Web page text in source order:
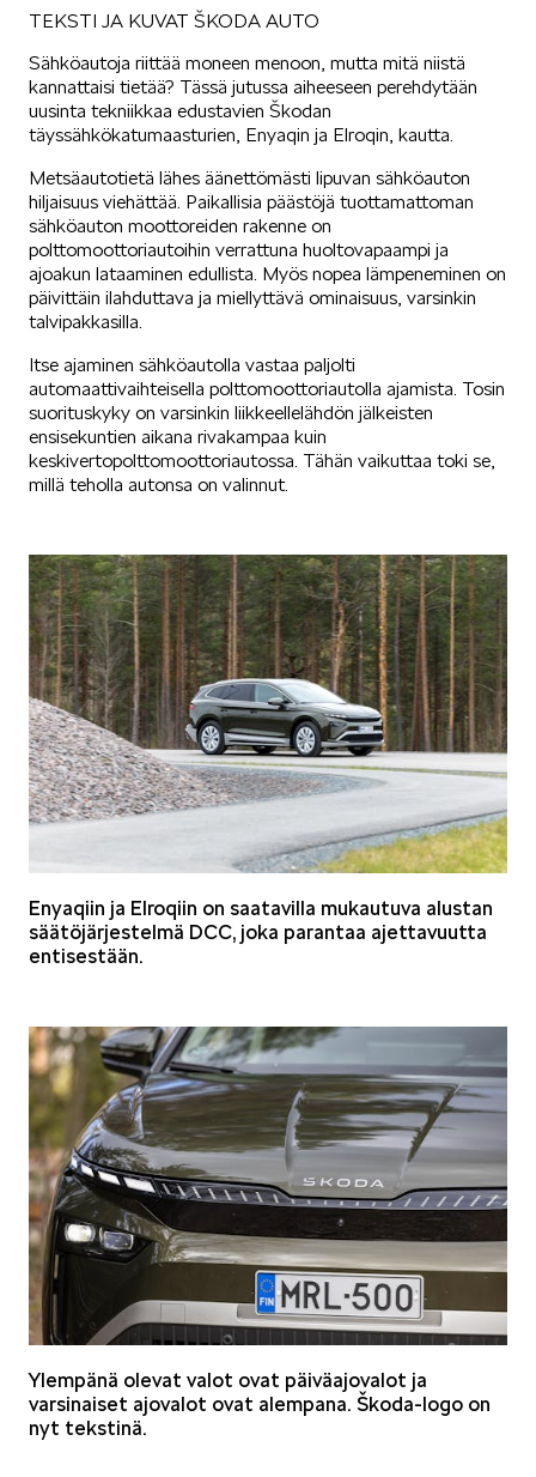
SÄHKÖAUTOILU
KOEAJOSSA
KAASUAUTOT
KUVASSA
MEIDÄN ŠKODAMME
VASTUULLISUUS
ŠKODA 130 VUOTTA
TEKSTI JA KUVAT ŠKODA AUTO
Sähköautoja riittää moneen menoon, mutta mitä niistä
kannattaisi tietää? Tässä jutussa aiheeseen perehdytään
uusinta tekniikkaa edustavien Škodan
täyssähkökatumaasturien, Enyaqin ja Elroqin, kautta.
Metsäautotietä lähes äänettömästi lipuvan sähköauton
hiljaisuus viehättää. Paikallisia päästöjä tuottamattoman
sähköauton moottoreiden rakenne on
polttomoottoriautoihin verrattuna huoltovapaampi ja
ajoakun lataaminen edullista. Myös nopea lämpeneminen on
päivittäin ilahduttava ja miellyttävä ominaisuus, varsinkin
talvipakkasilla.
Itse ajaminen sähköautolla vastaa paljolti
automaattivaihteisella polttomoottoriautolla ajamista. Tosin
suorituskyky on varsinkin liikkeellelähdön jälkeisten
ensisekuntien aikana rivakampaa kuin
keskivertopolttomoottoriautossa. Tähän vaikuttaa toki se,
millä teholla autonsa on valinnut.
Enyaqiin ja Elroqiin on saatavilla mukautuva alustan
säätöjärjestelmä DCC, joka parantaa ajettavuutta
entisestään.
Ylempänä olevat valot ovat päiväajovalot ja
varsinaiset ajovalot ovat alempana. Škoda-logo on
nyt tekstinä.